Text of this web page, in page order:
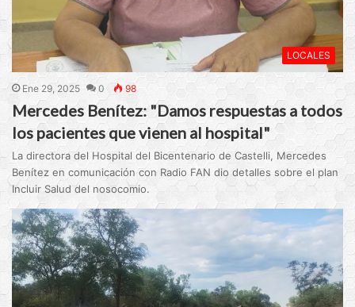
LOCALES
Ene 29, 2025 0 98
Mercedes Benítez: "Damos respuestas a todos
los pacientes que vienen al hospital"
La directora del Hospital del Bicentenario de Castelli, Mercedes
Benítez en comunicación con Radio FAN dio detalles sobre el plan
Incluir Salud del nosocomio.